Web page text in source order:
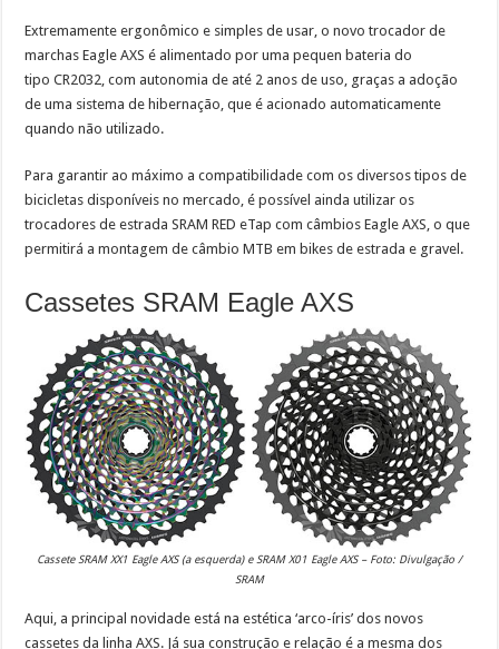
Extremamente ergonômico e simples de usar, o novo trocador de
marchas Eagle AXS é alimentado por uma pequen bateria do
tipo CR2032, com autonomia de até 2 anos de uso, graças a adoção
de uma sistema de hibernação, que é acionado automaticamente
quando não utilizado.
Para garantir ao máximo a compatibilidade com os diversos tipos de
bicicletas disponíveis no mercado, é possível ainda utilizar os
trocadores de estrada SRAM RED eTap com câmbios Eagle AXS, o que
permitirá a montagem de câmbio MTB em bikes de estrada e gravel.
Cassetes SRAM Eagle AXS
Cassete SRAM XX1 Eagle AXS (a esquerda) e SRAM X01 Eagle AXS – Foto: Divulgação /
SRAM
Aqui, a principal novidade está na estética ‘arco-íris’ dos novos
cassetes da linha AXS. Já sua construção e relação é a mesma dos